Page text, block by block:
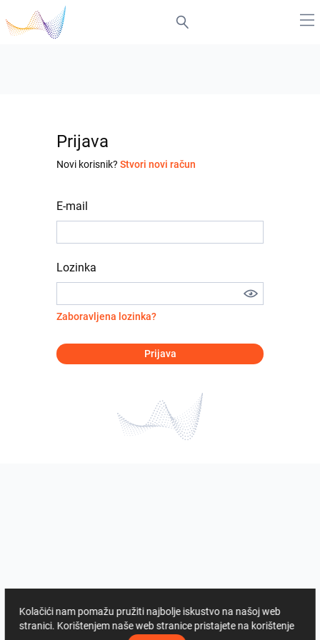
Prijava
Novi korisnik? Stvori novi račun
E-mail
Lozinka
Zaboravljena lozinka?
Prijava
Kolačići nam pomažu pružiti najbolje iskustvo na našoj web
stranici. Korištenjem naše web stranice pristajete na korištenje